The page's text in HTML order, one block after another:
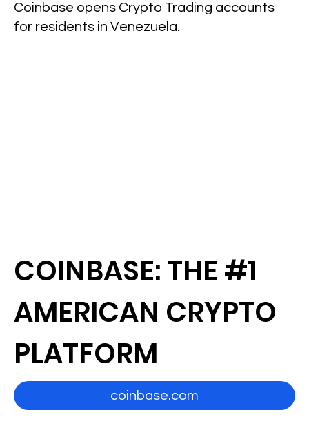
Coinbase opens Crypto Trading accounts
for residents in Venezuela.
COINBASE: THE #1
AMERICAN CRYPTO
PLATFORM
coinbase.com